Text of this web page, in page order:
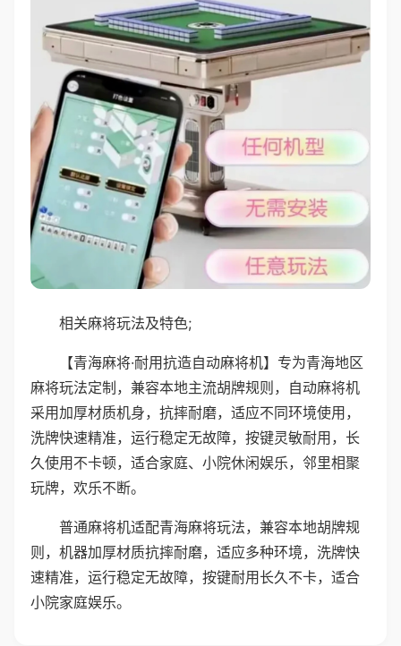
相关麻将玩法及特色;
【青海麻将·耐用抗造自动麻将机】专为青海地区
麻将玩法定制，兼容本地主流胡牌规则，自动麻将机
采用加厚材质机身，抗摔耐磨，适应不同环境使用，
洗牌快速精准，运行稳定无故障，按键灵敏耐用，长
久使用不卡顿，适合家庭、小院休闲娱乐，邻里相聚
玩牌，欢乐不断。
普通麻将机适配青海麻将玩法，兼容本地胡牌规
则，机器加厚材质抗摔耐磨，适应多种环境，洗牌快
速精准，运行稳定无故障，按键耐用长久不卡，适合
小院家庭娱乐。